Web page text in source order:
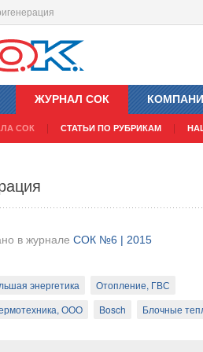
ЖУРНАЛ СОК
СОК СТАТЬИ ПО РУБРИКАМ
в журнале СОК №6 | 2015
энергетика Отопление, ГВС
ООО Bosch Блочные
новинку
в журнале СОК №6 | 2015
Рус, ООО
настенные котлы
Газовые напольные
представительство в